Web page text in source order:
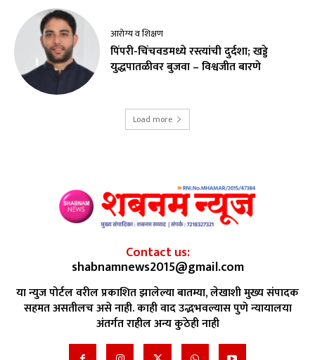
आरोग्य व शिक्षण
पिंपरी-चिंचवडमध्ये रस्त्यांची दुर्दशा; खड्डे
युद्धपातळीवर बुजवा – विश्वजीत बारणे
Load more
Contact us:
shabnamnews2015@gmail.com
या न्युज पोर्टल वरील प्रकाशित झालेल्या बातम्या, लेखाशी मुख्य संपादक
सहमत असतीलच असे नाही. काही वाद उद्भभवल्यास पुणे न्यायालया
अंतर्गत राहील अन्य कुठेही नाही